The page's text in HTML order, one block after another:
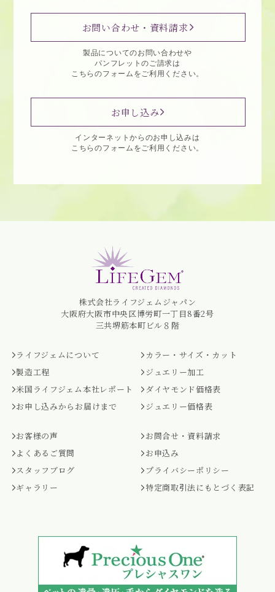
お問い合わせ・資料請求
製品についてのお問い合わせや
パンフレットのご請求は
こちらのフォームをご利用ください。
お申し込み
インターネットからのお申し込みは
こちらのフォームをご利用ください。
株式会社ライフジェムジャパン
大阪府大阪市中央区博労町一丁目8番2号
三共堺筋本町ビル８階
ライフジェムについて
製造工程
米国ライフジェム本社レポート
お申し込みからお届けまで
カラー・サイズ・カット
ジュエリー加工
ダイヤモンド価格表
ジュエリー価格表
お客様の声
よくあるご質問
スタッフブログ
ギャラリー
お問合せ・資料請求
お申込み
プライバシーポリシー
特定商取引法にもとづく表記